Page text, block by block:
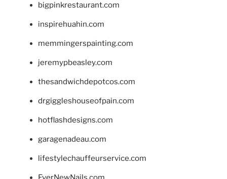
bigpinkrestaurant.com
inspirehuahin.com
memmingerspainting.com
jeremypbeasley.com
thesandwichdepotcos.com
drgiggleshouseofpain.com
hotflashdesigns.com
garagenadeau.com
lifestylechauffeurservice.com